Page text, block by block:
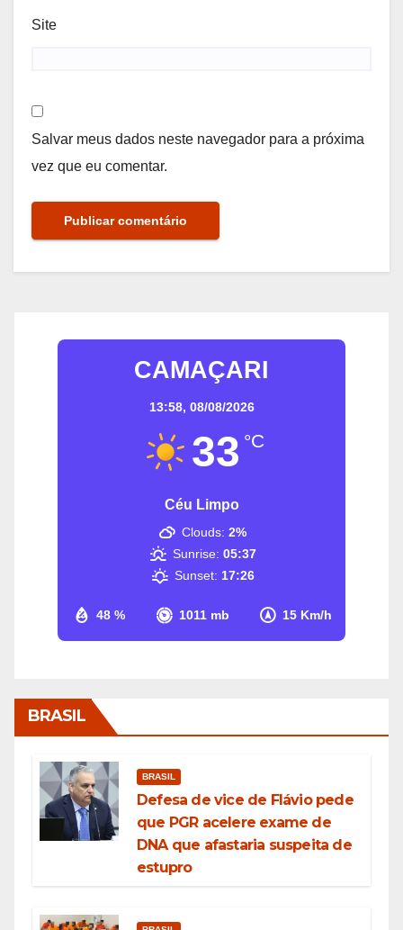
Site
Salvar meus dados neste navegador para a próxima
vez que eu comentar.
CAMAÇARI
13:58, 08/08/2026
33 °C
Céu Limpo
48 % 1011 mb 15 Km/h
Clouds: 2%
Sunrise: 05:37
Sunset: 17:26
BRASIL
BRASIL
Defesa de vice de Flávio pede
que PGR acelere exame de
DNA que afastaria suspeita de
estupro